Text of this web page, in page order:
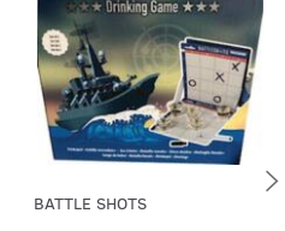
BATTLE SHOTS